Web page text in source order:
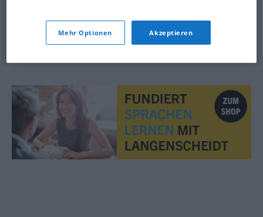
besprengen,spritzen
Mehr Optionen Akzeptieren